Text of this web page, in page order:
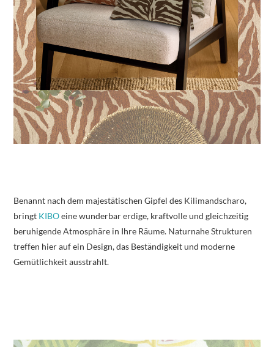
Benannt nach dem majestätischen Gipfel des Kilimandscharo,
bringt KIBOeine wunderbar erdige, kraftvolle und gleichzeitig
beruhigende Atmosphäre in Ihre Räume. Naturnahe Strukturen
treffen hier auf ein Design, das Beständigkeit und moderne
Gemütlichkeit ausstrahlt.